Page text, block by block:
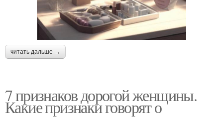
читать дальше →
7 признаков дорогой женщины.
Какие признаки говорят о